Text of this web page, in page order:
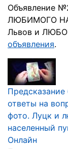
Объявление
ЛЮБИМОГО
Львов и
объявления.
Предсказание
ответы на
фото. Луцк и
населенный
Онлайн